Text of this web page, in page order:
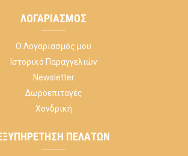
ΛΟΓΑΡΙΑΣΜΌΣ
Ο Λογαριασμός μου
Ιστορικό Παραγγελιών
Newsletter
Δωροεπιταγές
Χονδρική
ΠΕΛΑΤΏΝ